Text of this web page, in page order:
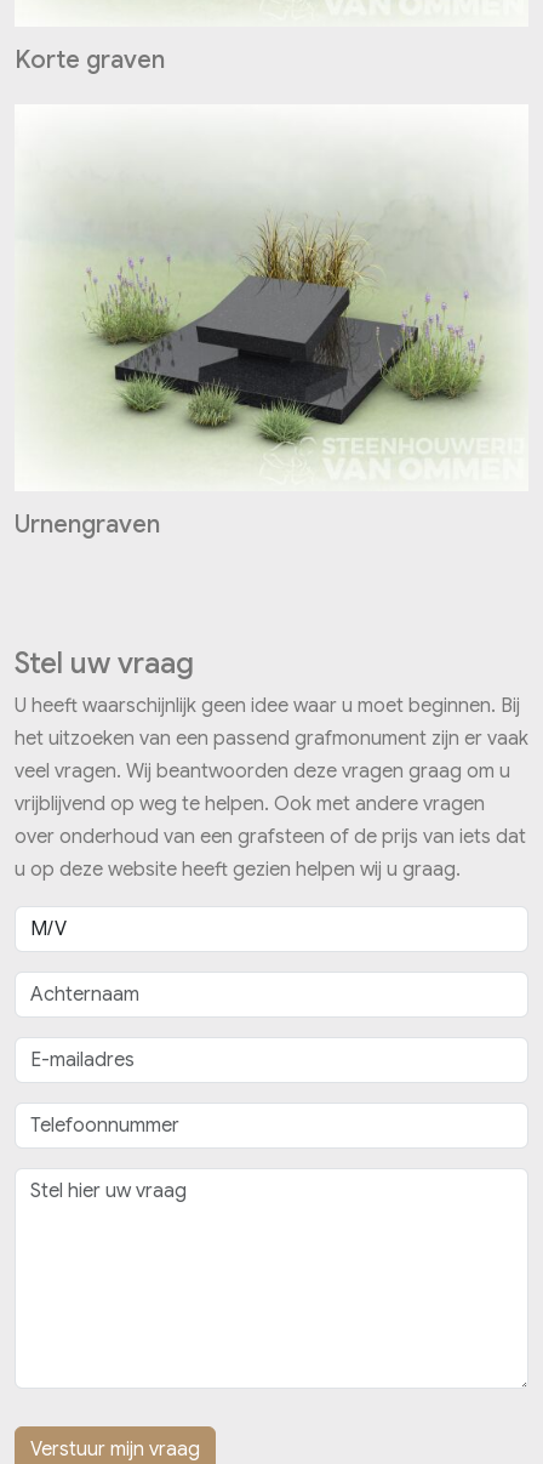
Korte graven
Urnengraven
Stel uw vraag
U heeft waarschijnlijk geen idee waar u moet beginnen. Bij
het uitzoeken van een passend grafmonument zijn er vaak
veel vragen. Wij beantwoorden deze vragen graag om u
vrijblijvend op weg te helpen. Ook met andere vragen
over onderhoud van een grafsteen of de prijs van iets dat
u op deze website heeft gezien helpen wij u graag.
Verstuur mijn vraag